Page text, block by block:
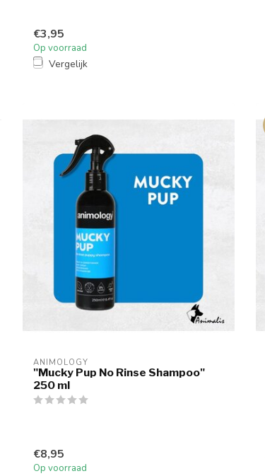
€3,95
Op voorraad
Vergelijk
ANIMOLOGY
"Mucky Pup No Rinse Shampoo"
250 ml
€8,95
Op voorraad